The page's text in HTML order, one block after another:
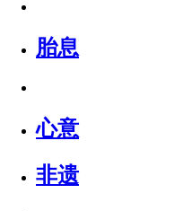
胎息
心意
非遗